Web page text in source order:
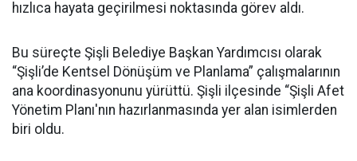
hızlıca hayata geçirilmesi noktasında görev aldı.
Bu süreçte Şişli Belediye Başkan Yardımcısı olarak
“Şişli’de Kentsel Dönüşüm ve Planlama” çalışmalarının
ana koordinasyonunu yürüttü. Şişli ilçesinde “Şişli Afet
Yönetim Planı'nın hazırlanmasında yer alan isimlerden
biri oldu.